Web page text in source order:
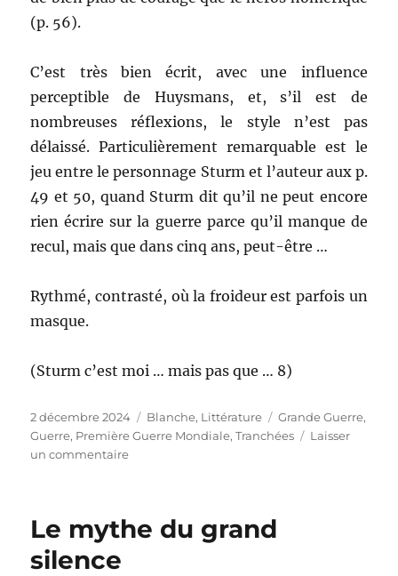
(p. 56).
C’est très bien écrit, avec une influence
perceptible de Huysmans, et, s’il est de
nombreuses réflexions, le style n’est pas
délaissé. Particulièrement remarquable est le
jeu entre le personnage Sturm et l’auteur aux p.
49 et 50, quand Sturm dit qu’il ne peut encore
rien écrire sur la guerre parce qu’il manque de
recul, mais que dans cinq ans, peut-être …
Rythmé, contrasté, où la froideur est parfois un
masque.
(Sturm c’est moi … mais pas que … 8)
Publié
le
2 décembre 2024 Catégories
Blanche, Littérature Étiquettes
Grande Guerre,
Guerre, Première Guerre Mondiale,Tranchées
Laisser
un commentaire
Le mythe du grand
silence